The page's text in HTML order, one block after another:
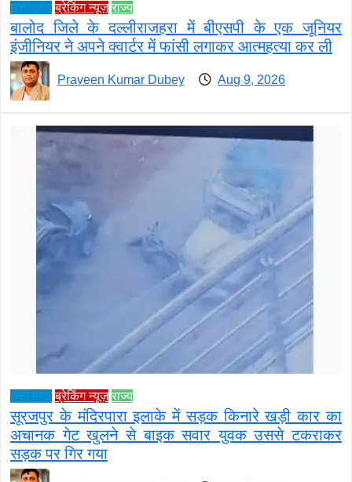
ब्रेकिंग न्यूज़ राज्य
बालोद जिले के दल्लीराजहरा में बीएसपी के एक जूनियर
इंजीनियर ने अपने क्वार्टर में फांसी लगाकर आत्महत्या कर ली
Praveen Kumar Dubey Aug 9, 2026
ब्रेकिंग न्यूज़ राज्य
सूरजपुर के मंदिरपारा इलाके में सड़क किनारे खड़ी कार का
अचानक गेट खुलने से बाइक सवार युवक उससे टकराकर
सड़क पर गिर गया